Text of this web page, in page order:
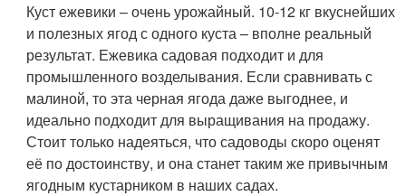
Куст ежевики – очень урожайный. 10-12 кг вкуснейших
и полезных ягод с одного куста – вполне реальный
результат. Ежевика садовая подходит и для
промышленного возделывания. Если сравнивать с
малиной, то эта черная ягода даже выгоднее, и
идеально подходит для выращивания на продажу.
Стоит только надеяться, что садоводы скоро оценят
её по достоинству, и она станет таким же привычным
ягодным кустарником в наших садах.